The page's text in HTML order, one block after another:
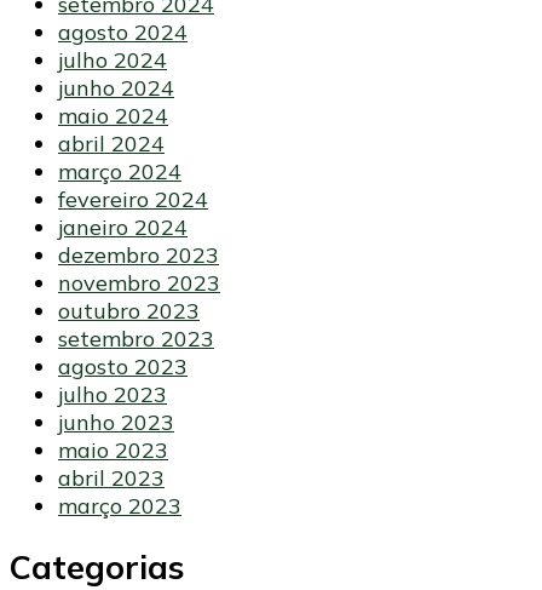
agosto 2024
julho 2024
junho 2024
maio 2024
abril 2024
março 2024
fevereiro 2024
janeiro 2024
dezembro 2023
novembro 2023
outubro 2023
setembro 2023
agosto 2023
julho 2023
junho 2023
maio 2023
abril 2023
março 2023
Categorias